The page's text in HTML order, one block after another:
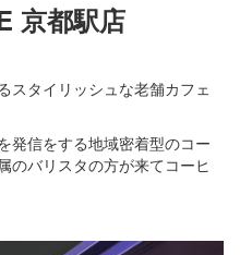
京都駅店
スタイリッシュな老舗カフェ
発信をする地域密着型のコー
バリスタの方が来てコーヒ